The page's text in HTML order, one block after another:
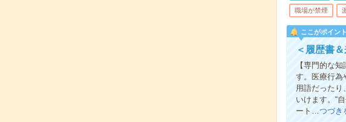
職場が禁煙
ここがポイン
＜履歴書
【専門的な
す。医療行為
用語だったり
いけます。“
ート…つづき